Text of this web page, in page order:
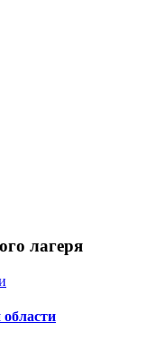
лагеря